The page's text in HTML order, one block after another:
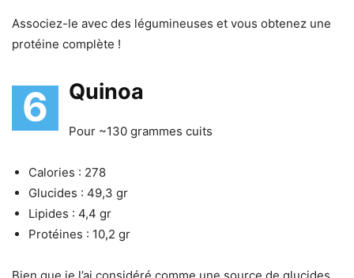
Associez-le avec des légumineuses et vous obtenez une
protéine complète !
6 Quinoa
Pour ~130 grammes cuits
Calories : 278
Glucides : 49,3 gr
Lipides : 4,4 gr
Protéines : 10,2 gr